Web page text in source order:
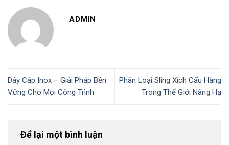
ADMIN
Dây Cáp Inox – Giải Pháp Bền
Vững Cho Mọi Công Trình
Phân Loại Sling Xích Cẩu Hàng
Trong Thế Giới Nâng Hạ
Để lại một bình luận